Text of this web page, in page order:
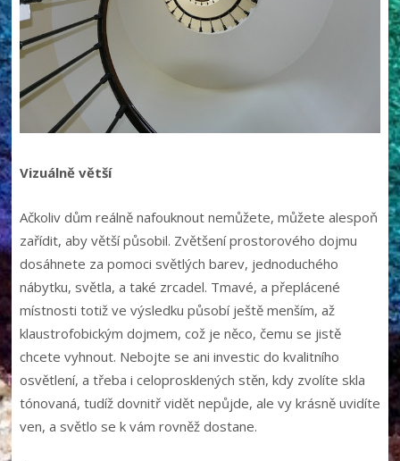
Vizuálně větší
Ačkoliv dům reálně nafouknout nemůžete, můžete alespoň
zařídit, aby větší působil. Zvětšení prostorového dojmu
dosáhnete za pomoci světlých barev, jednoduchého
nábytku, světla, a také zrcadel. Tmavé, a přeplácené
místnosti totiž ve výsledku působí ještě menším, až
klaustrofobickým dojmem, což je něco, čemu se jistě
chcete vyhnout. Nebojte se ani investic do kvalitního
osvětlení, a třeba i celoprosklených stěn, kdy zvolíte skla
tónovaná, tudíž dovnitř vidět nepůjde, ale vy krásně uvidíte
ven, a světlo se k vám rovněž dostane.